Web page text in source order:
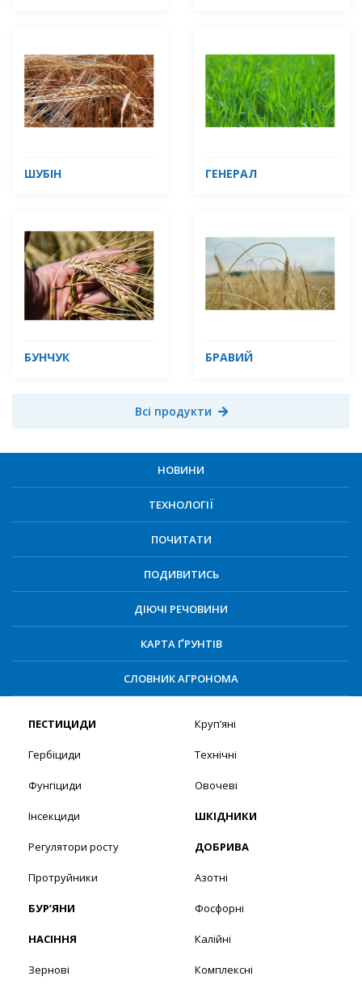
ШУБІН ГЕНЕРАЛ
БУНЧУК БРАВИЙ
Всі продукти
НОВИНИ
ТЕХНОЛОГІЇ
ПОЧИТАТИ
ПОДИВИТИСЬ
ДІЮЧІ РЕЧОВИНИ
КАРТА ҐРУНТІВ
СЛОВНИК АГРОНОМА
ПЕСТИЦИДИ
Гербіциди
Фунгіциди
Інсекциди
Регулятори росту
Протруйники
БУР’ЯНИ
НАСІННЯ
Зернові
Круп’яні
Технічні
Овочеві
ШКІДНИКИ
ДОБРИВА
Азотні
Фосфорні
Калійні
Комплексні